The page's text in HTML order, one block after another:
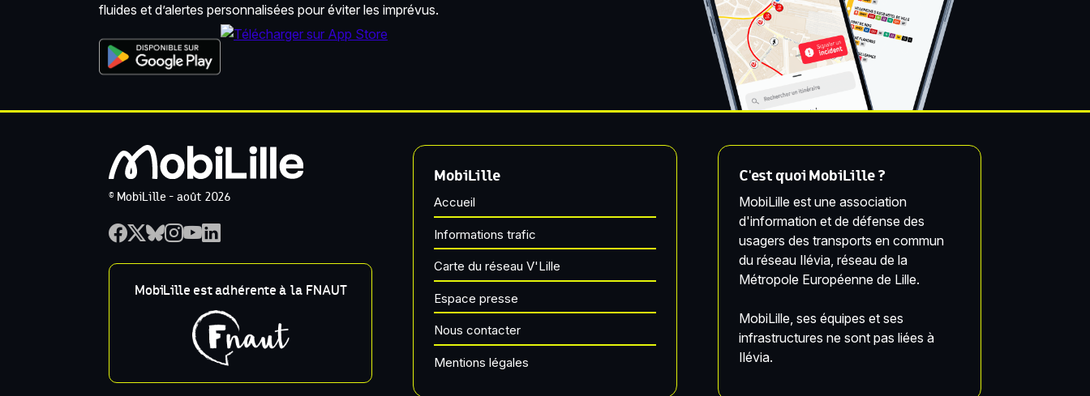
fluides et d’alertes personnalisées pour éviter les imprévus.
© MobiLille - août 2026
MobiLille est adhérente à la FNAUT
MobiLille
Accueil
Informations trafic
Carte du réseau V'Lille
Espace presse
Nous contacter
Mentions légales
C'est quoi MobiLille ?
MobiLille est une association
d'information et de défense des
usagers des transports en commun
du réseau Ilévia, réseau de la
Métropole Européenne de Lille.
MobiLille, ses équipes et ses
infrastructures ne sont pas liées à
Ilévia.